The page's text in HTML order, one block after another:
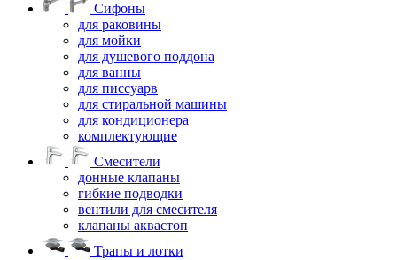
Сифоны
для раковины
для мойки
для душевого поддона
для ванны
для писсуарв
для стиральной машины
для кондиционера
комплектующие
Смесители
донные клапаны
гибкие подводки
вентили для смесителя
клапаны аквастоп
Трапы и лотки